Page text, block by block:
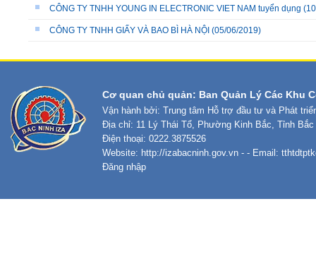
CÔNG TY TNHH YOUNG IN ELECTRONIC VIET NAM tuyển dụng
CÔNG TY TNHH GIẤY VÀ BAO BÌ HÀ NỘI (05/06/2019)
Cơ quan chủ quản: Ban Quản Lý Các Khu
Vận hành bởi: Trung tâm Hỗ trợ đầu tư và Phát
Địa chỉ: 11 Lý Thái Tổ, Phường Kinh Bắc, Tỉnh Bắc
Điện thoại: 0222.3875526
Website: http://izabacninh.gov.vn - - Email:
Đăng nhập